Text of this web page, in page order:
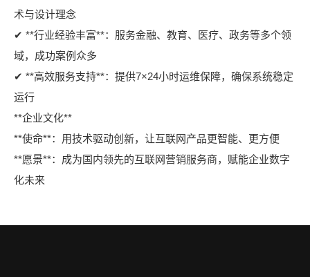
术与设计理念
✔ **行业经验丰富**：服务金融、教育、医疗、政务等多个领
域，成功案例众多
✔ **高效服务支持**：提供7×24小时运维保障，确保系统稳定
运行
**企业文化**
**使命**：用技术驱动创新，让互联网产品更智能、更方便
**愿景**：成为国内领先的互联网营销服务商，赋能企业数字
化未来